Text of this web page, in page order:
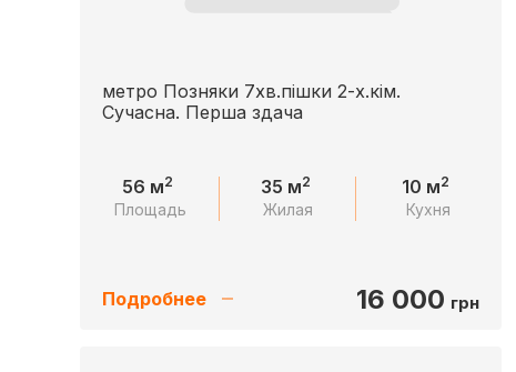
метро Позняки 7хв.пішки 2-х.кім.
Сучасна. Перша здача
56 м2
Площадь
35 м2
Жилая
10 м2
Кухня
Подробнее 16 000 грн